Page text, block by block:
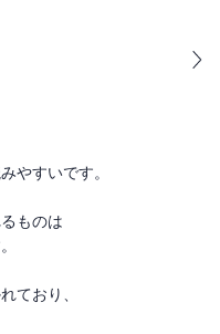
をまとめたような本である
らっしゃるでしょう。
した。
やすいです。
ものは
ており、